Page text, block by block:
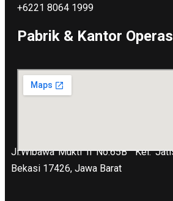
+6221 8064 1999
Pabrik & Kantor
Jl.Wibawa Mukti II No.65B
Kel.
Bekasi 17426, Jawa Barat